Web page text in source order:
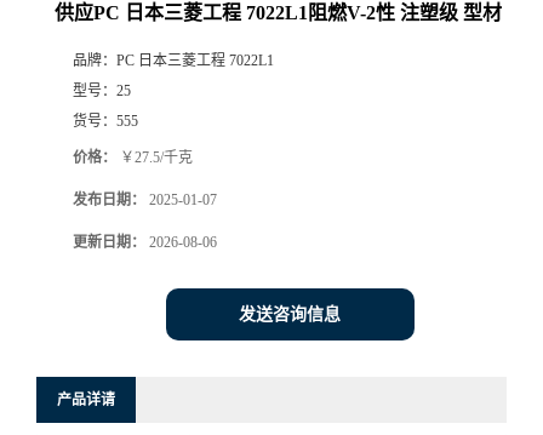
供应PC 日本三菱工程 7022L1阻燃V-2性 注塑级 型材
品牌： PC 日本三菱工程 7022L1
型号： 25
货号： 555
价格： ￥27.5/千克
发布日期： 2025-01-07
更新日期： 2026-08-06
发送咨询信息
产品详请